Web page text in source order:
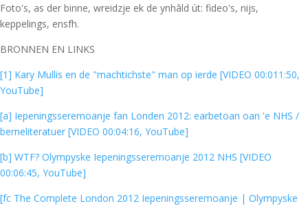
Foto's, as der binne, wreidzje ek de ynhâld út: fideo's, nijs,
keppelings, ensfh.
BRONNEN EN LINKS
[1] Kary Mullis en de "machtichste" man op ierde [VIDEO 00:011:50,
YouTube]
[a] Iepeningsseremoanje fan Londen 2012: earbetoan oan 'e NHS /
berneliteratuer [VIDEO 00:04:16, YouTube]
[b] WTF? Olympyske Iepeningsseremoanje 2012 NHS [VIDEO
00:06:45, YouTube]
[fc The Complete London 2012 Iepeningsseremoanje | Olympyske